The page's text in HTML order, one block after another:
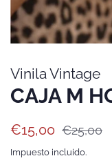
Vinila Vintage
CAJA M
Precio
€15,00
Precio
venta
€25,00
Impuesto incluido.